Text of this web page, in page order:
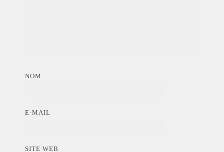
NOM
E-MAIL
SITE WEB